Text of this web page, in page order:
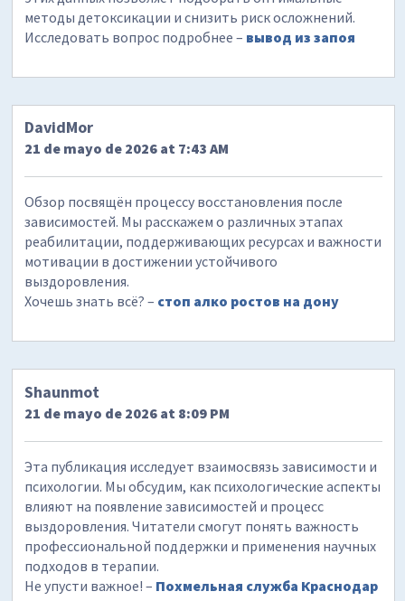
методы детоксикации и снизить риск осложнений.
Исследовать вопрос подробнее – вывод из запоя
DavidMor
21 de mayo de 2026 at 7:43 AM
Обзор посвящён процессу восстановления после
зависимостей. Мы расскажем о различных этапах
реабилитации, поддерживающих ресурсах и важности
мотивации в достижении устойчивого
выздоровления.
Хочешь знать всё? – стоп алко ростов на дону
Shaunmot
21 de mayo de 2026 at 8:09 PM
Эта публикация исследует взаимосвязь зависимости и
психологии. Мы обсудим, как психологические аспекты
влияют на появление зависимостей и процесс
выздоровления. Читатели смогут понять важность
профессиональной поддержки и применения научных
подходов в терапии.
Не упусти важное! – Похмельная служба Краснодар